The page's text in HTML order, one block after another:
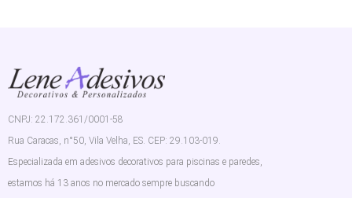
CNPJ: 22.172.361/0001-58
Rua Caracas, n°50, Vila Velha, ES. CEP: 29.103-019.
Especializada em adesivos decorativos para piscinas e paredes,
estamos há 13 anos no mercado sempre buscando